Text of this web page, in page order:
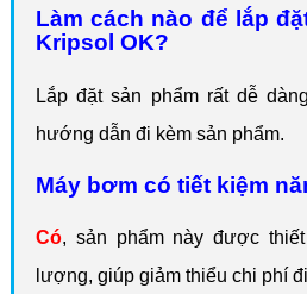
Làm cách nào để lắp
Kripsol OK?
Lắp đặt sản phẩm rất dễ
hướng dẫn đi kèm sản phẩm.
Máy bơm có tiết kiệm
Có, sản phẩm này được
lượng, giúp giảm thiểu chi phí